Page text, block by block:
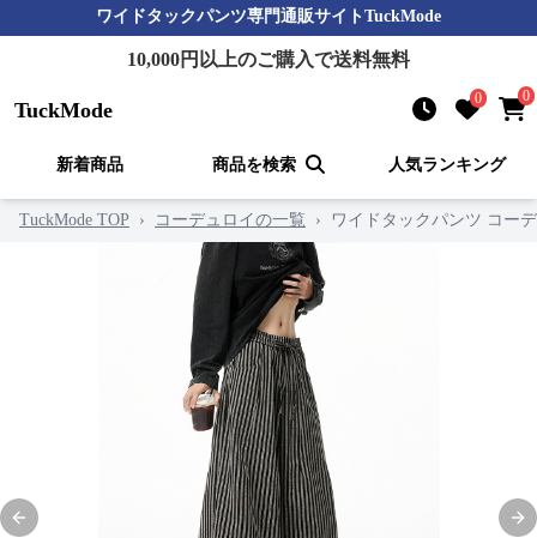
ワイドタックパンツ専門通販サイトTuckMode
10,000円以上のご購入で送料無料
TuckMode 0 0
新着商品 商品を検索 人気ランキング
TuckMode TOP › コーデュロイの一覧 › ワイドタックパンツ コー
Previous slide